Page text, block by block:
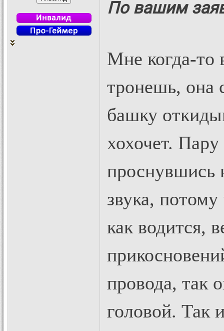
По вашим
Мне когда-то
тронешь, она
башку
хохочет.
проснувшись
звука,
как водится,
провода, так
головой. Так